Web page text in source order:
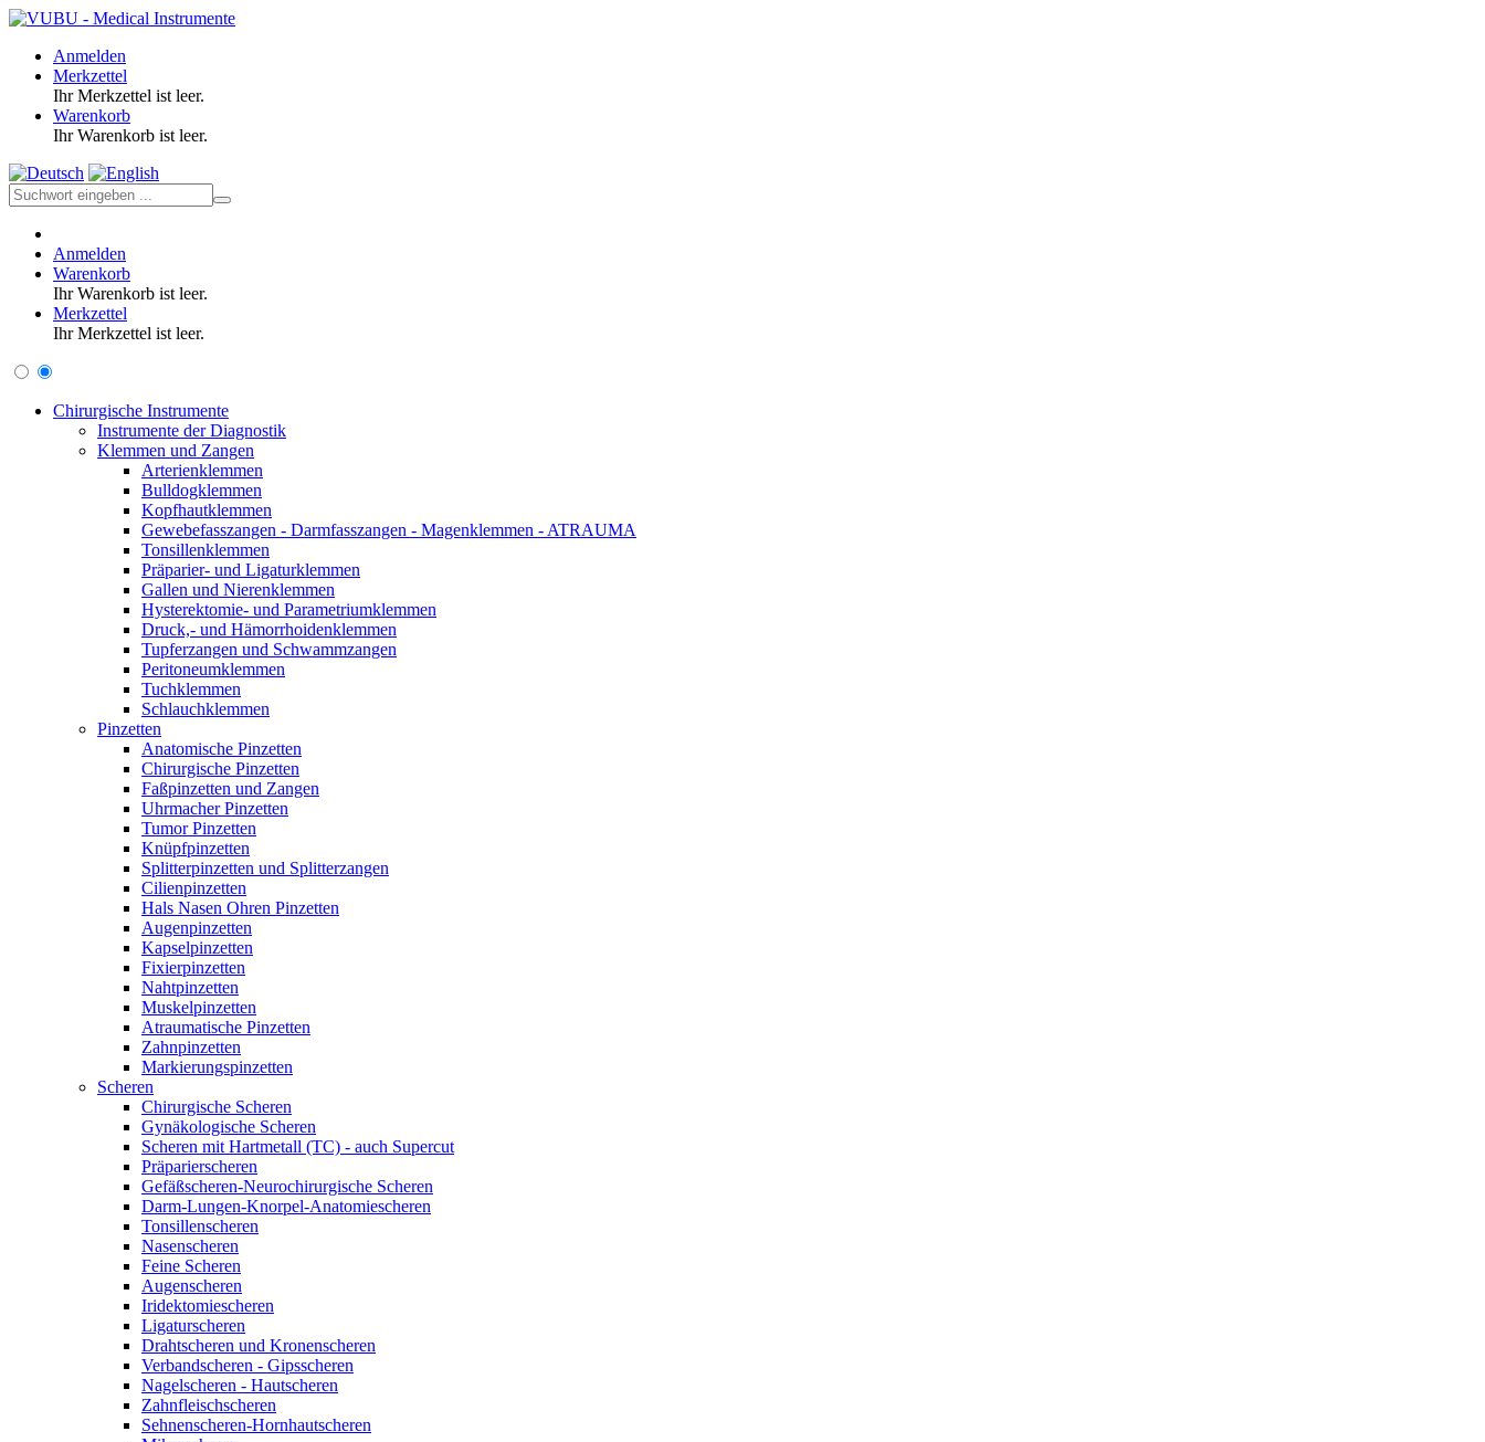
Anmelden
Merkzettel
Ihr Merkzettel ist leer.
Warenkorb
Ihr Warenkorb ist leer.
Anmelden
Warenkorb
Ihr Warenkorb ist leer.
Merkzettel
Ihr Merkzettel ist leer.
Chirurgische Instrumente
Instrumente der Diagnostik
Klemmen und Zangen
Arterienklemmen
Bulldogklemmen
Kopfhautklemmen
Gewebefasszangen - Darmfasszangen - Magenklemmen - ATRAUMA
Tonsillenklemmen
Präparier- und Ligaturklemmen
Gallen und Nierenklemmen
Hysterektomie- und Parametriumklemmen
Druck,- und Hämorrhoidenklemmen
Tupferzangen und Schwammzangen
Peritoneumklemmen
Tuchklemmen
Schlauchklemmen
Pinzetten
Anatomische Pinzetten
Chirurgische Pinzetten
Faßpinzetten und Zangen
Uhrmacher Pinzetten
Tumor Pinzetten
Knüpfpinzetten
Splitterpinzetten und Splitterzangen
Cilienpinzetten
Hals Nasen Ohren Pinzetten
Augenpinzetten
Kapselpinzetten
Fixierpinzetten
Nahtpinzetten
Muskelpinzetten
Atraumatische Pinzetten
Zahnpinzetten
Markierungspinzetten
Scheren
Chirurgische Scheren
Gynäkologische Scheren
Scheren mit Hartmetall (TC) - auch Supercut
Präparierscheren
Gefäßscheren-Neurochirurgische Scheren
Darm-Lungen-Knorpel-Anatomiescheren
Tonsillenscheren
Nasenscheren
Feine Scheren
Augenscheren
Iridektomiescheren
Ligaturscheren
Drahtscheren und Kronenscheren
Verbandscheren - Gipsscheren
Nagelscheren - Hautscheren
Zahnfleischscheren
Sehnenscheren-Hornhautscheren